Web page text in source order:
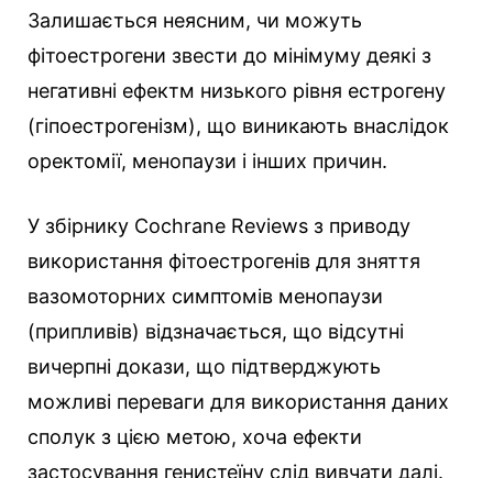
Залишається неясним, чи можуть
фітоестрогени звести до мінімуму деякі з
негативні ефектм низького рівня естрогену
(гіпоестрогенізм), що виникають внаслідок
оректомії, менопаузи і інших причин.
У збірнику Cochrane Reviews з приводу
використання фітоестрогенів для зняття
вазомоторних симптомів менопаузи
(припливів) відзначається, що відсутні
вичерпні докази, що підтверджують
можливі переваги для використання даних
сполук з цією метою, хоча ефекти
застосування генистеїну слід вивчати далі.